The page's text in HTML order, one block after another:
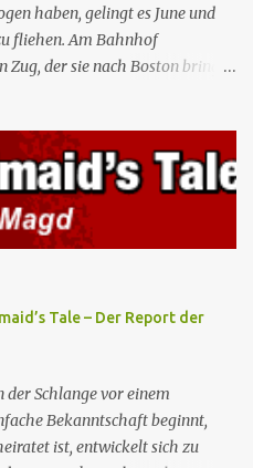
haben, gelingt es June und
fliehen. Am Bahnhof
der sie nach Boston bringen
Gegenwart. June ist seit
eingesperrt und entdeckt im
te bastardes carborundorum”,
hinterlassen wurde, die
Zeremonie bringt Serena June
eine ausbleibende
würde. June lehnt ab,
bedeutet. Während
fragt June Fred nach der
Tale – Der Report der
der Schlange vor einem
Bekanntschaft beginnt,
ist, entwickelt sich zu